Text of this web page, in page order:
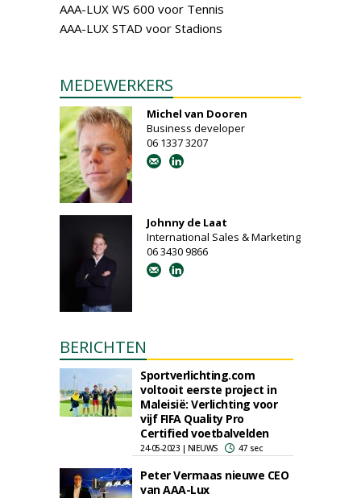
AAA-LUX WS 600 voor Tennis
AAA-LUX STAD voor Stadions
MEDEWERKERS
Michel van Dooren
Business developer
06 1337 3207
Johnny de Laat
International Sales & Marketing
06 3430 9866
BERICHTEN
Sportverlichting.com
voltooit eerste project in
Maleisië: Verlichting voor
vijf FIFA Quality Pro
Certified voetbalvelden
24-05-2023 | NIEUWS 47 sec
Peter Vermaas nieuwe CEO
van AAA-Lux